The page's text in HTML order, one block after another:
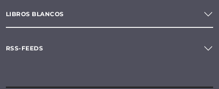
LIBROS BLANCOS
RSS-FEEDS